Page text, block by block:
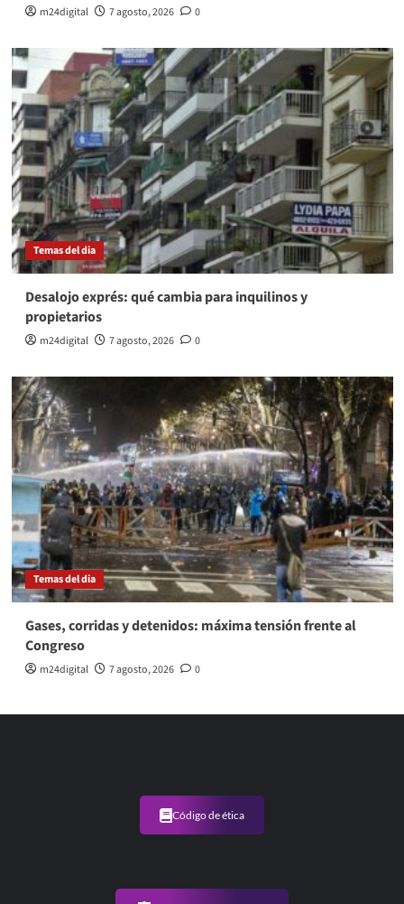
m24digital 7 agosto, 2026 0
Temas del dia
Desalojo exprés: qué cambia para inquilinos y
propietarios
m24digital 7 agosto, 2026 0
Temas del dia
Gases, corridas y detenidos: máxima tensión frente al
Congreso
m24digital 7 agosto, 2026 0
Código de ética